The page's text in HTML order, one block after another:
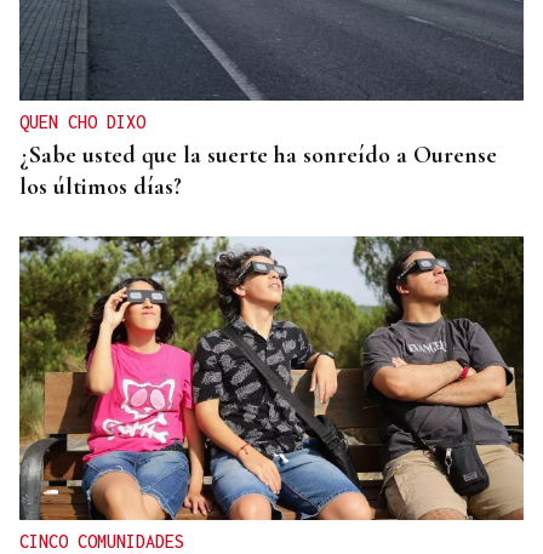
QUEN CHO DIXO
¿Sabe usted que la suerte ha sonreído a Ourense
los últimos días?
CINCO COMUNIDADES